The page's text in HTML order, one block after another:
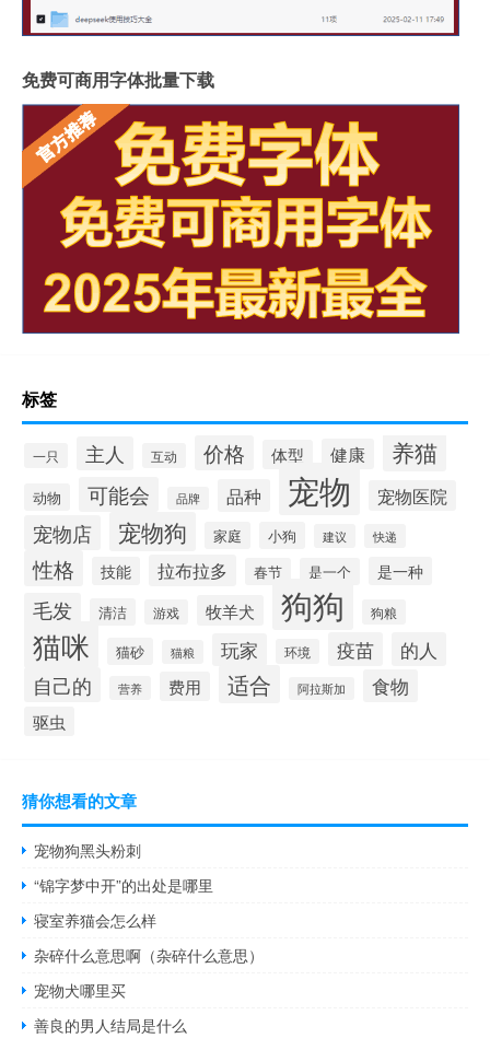
免费可商用字体批量下载
标签
一只 主人 互动 价格 体型 健康 养猫
动物 可能会 品牌 品种 宠物 宠物医院
宠物店 宠物狗 家庭 小狗 建议 快递
性格 技能 拉布拉多 春节 是一个 是一种
毛发 清洁 游戏 牧羊犬 狗狗 狗粮
猫咪 猫砂 猫粮 玩家 环境 疫苗 的人
自己的 营养 费用 适合 阿拉斯加 食物
驱虫
猜你想看的文章
宠物狗黑头粉刺
“锦字梦中开”的出处是哪里
寝室养猫会怎么样
杂碎什么意思啊（杂碎什么意思）
宠物犬哪里买
善良的男人结局是什么